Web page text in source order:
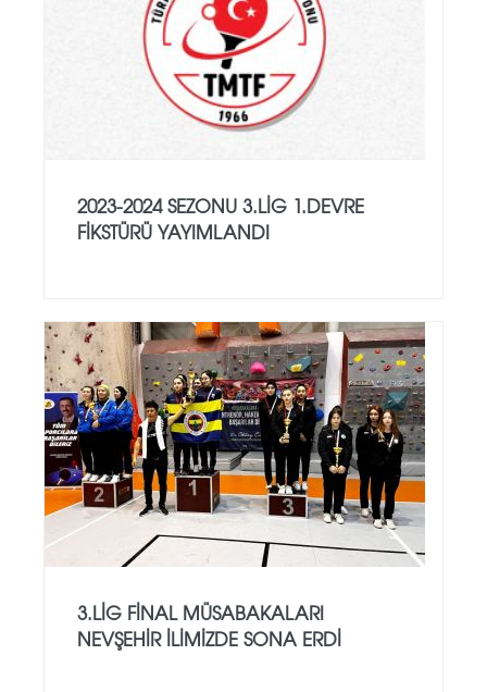
2023-2024 SEZONU 3.LIG 1.DEVRE
FIKSTÜRÜ YAYIMLANDI
3.LİG FİNAL MÜSABAKALARI
NEVŞEHİR İLİMİZDE SONA ERDİ